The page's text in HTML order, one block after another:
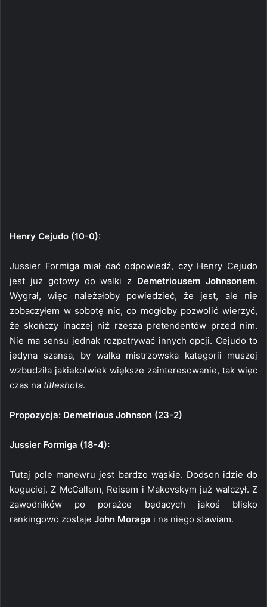
Henry Cejudo (10-0):
Jussier Formiga miał dać odpowiedź, czy Henry Cejudo
jest już gotowy do walki z Demetriousem Johnsonem.
Wygrał, więc należałoby powiedzieć, że jest, ale nie
zobaczyłem w sobotę nic, co mogłoby pozwolić wierzyć,
że skończy inaczej niż rzesza pretendentów przed nim.
Nie ma sensu jednak rozpatrywać innych opcji. Cejudo to
jedyna szansa, by walka mistrzowska kategorii muszej
wzbudziła jakiekolwiek większe zainteresowanie, tak więc
czas na titleshota.
Propozycja: Demetrious Johnson (23-2)
Jussier Formiga (18-4):
Tutaj pole manewru jest bardzo wąskie. Dodson idzie do
koguciej. Z McCallem, Reisem i Makovskym już walczył. Z
zawodników po porażce będących jakoś blisko
rankingowo zostaje John Moraga i na niego stawiam.